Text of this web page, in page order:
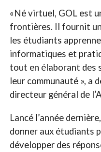
«Né virtuel, GOL est
frontières. Il fournit
les étudiants
informatiques et
tout en élaborant des
leur communauté », a
directeur général de
Lancé l’année
donner aux étudiants
développer des